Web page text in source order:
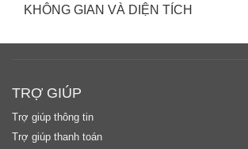
KHÔNG GIAN VÀ DIỆN TÍCH
TRỢ GIÚP
Trợ giúp thông tin
Trợ giúp thanh toán